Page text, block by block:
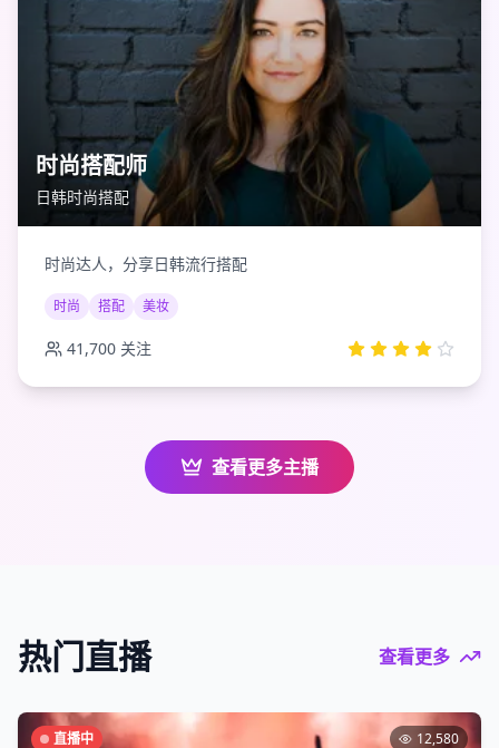
时尚搭配师
日韩时尚搭配
时尚达人，分享日韩流行搭配
时尚 搭配 美妆
41,700 关注
查看更多主播
热门直播 查看更多
直播中 12,580